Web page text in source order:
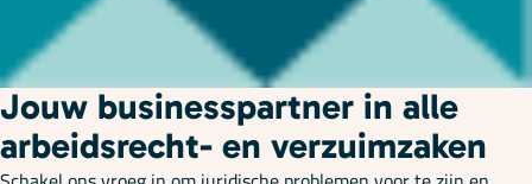
Jouw businesspartner in alle
arbeidsrecht- en verzuimzaken